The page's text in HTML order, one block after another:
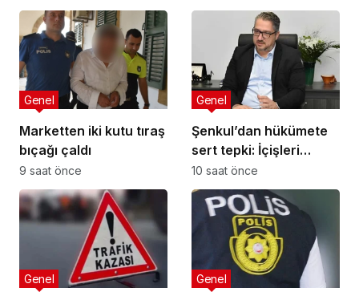
mücadele etti
Marketten iki kutu tıraş
bıçağı çaldı
Genel
9 saat önce
Şenkul’dan hükümete
sert tepki: İçişleri
Bakanı nerede,
Başbakan nerede?
Genel
10 saat önce
Genel Genel